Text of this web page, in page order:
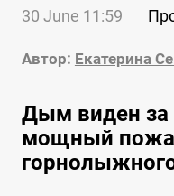
30 June 11:59
Автор: Екатерина
Дым виден за
мощный